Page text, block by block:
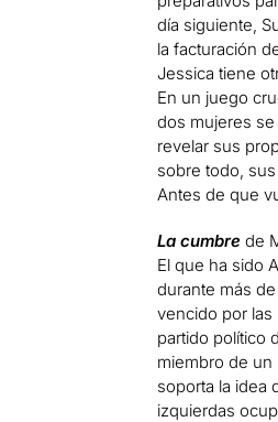
día siguiente,
la facturación
Jessica tiene
En un juego
dos mujeres
revelar sus
sobre todo,
Antes de que
La cumbre de
El que ha sido
durante más
vencido por las
partido político
miembro de un
soporta la idea
izquierdas